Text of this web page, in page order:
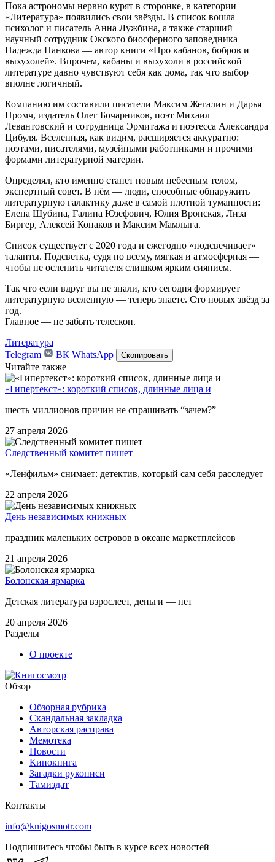
Пока астрономы нервно курят в сторонке, в категории
«Литература» появились свои звёзды. В список вошла
психолог и писатель Анна Лужбина, а также старший
научный сотрудник Окского биосферного заповедника
Надежда Панкова — автор книги «Про кабанов, бобров и
выхухолей». Впрочем, кабаны и выхухоли в российской
литературе давно чувствуют себя как дома, так что выбор
вполне логичный.
Компанию им составили писатели Максим Жегалин и Дарья
Промч, издатель Олег Бочарников, поэт Михаил
Левантовский и сотрудница Эрмитажа и поэтесса Александра
Цибуля. Вселенная, как видим, расширяется аккуратно:
поэтами, писателями, музейными работниками и прочими
формами литературной материи.
Определял, кто именно станет новым небесным телом,
экспертный совет. В нём — люди, способные обнаружить
литературную галактику даже в самой плотной туманности:
Елена Шубина, Галина Юзефович, Юлия Вронская, Лиза
Биргер, Алексей Конаков и Максим Мамлыга.
Список существует с 2020 года и ежегодно «подсвечивает»
таланты. Подсветка, судя по всему, мягкая и атмосферная —
чтобы не ослепить читателя слишком ярким сиянием.
Так что если вдруг вы не знали, кто сегодня формирует
литературную вселенную — теперь знаете. Сто новых звёзд за
год.
Главное — не забыть телескоп.
Литература
Telegram
ВК WhatsApp Скопировать
Читайте также
«Гипертекст»: короткий список, длинные лица и
шесть миллионов причин не спрашивать “зачем?”
27 апреля 2026
Следственный комитет пишет
«Ленфильм» снимает: детектив, который сам себя расследует
22 апреля 2026
День независимых книжных
праздник маленьких островов в океане маркетплейсов
21 апреля 2026
Болонская ярмарка
Детская литература взрослеет, деньги — нет
20 апреля 2026
Разделы
О проекте
Обзор
Обзорная рубрика
Скандальная закладка
Авторская расправа
Мемотека
Новости
Кинокнига
Загадки рукописи
Тамиздат
Контакты
info@knigosmotr.com
Подпишитесь чтобы быть в курсе всех новостей